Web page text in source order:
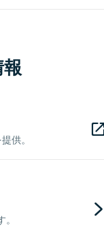
供。